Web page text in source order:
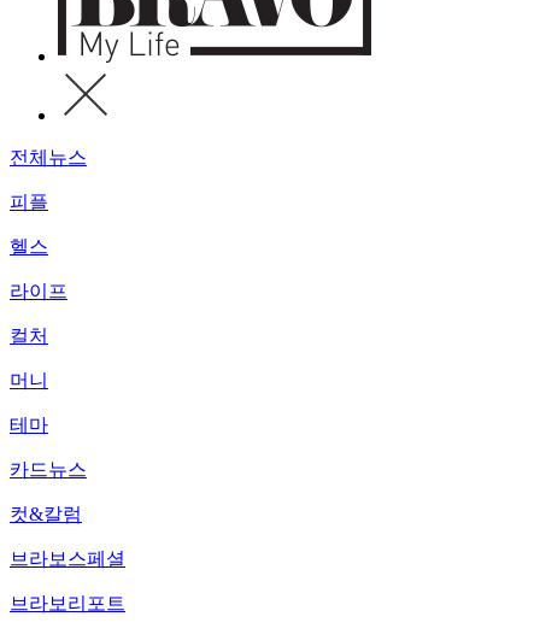
전체뉴스
피플
헬스
라이프
컬처
머니
테마
카드뉴스
컷&칼럼
브라보스페셜
브라보리포트